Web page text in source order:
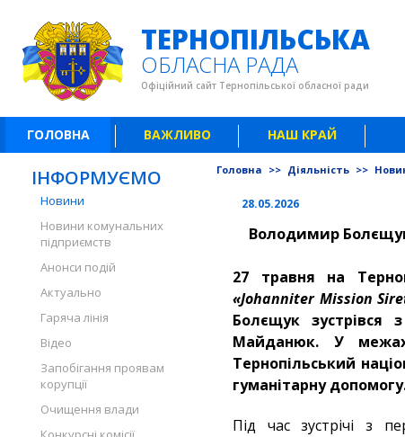
ТЕРНОПІЛЬСЬКА
ОБЛАСНА РАДА
Офіційний сайт Тернопільської обласної ради
ГОЛОВНА ВАЖЛИВО НАШ КРАЙ
ІНФОРМУЄМО
Новини
Новини комунальних
підприємств
Анонси подій
Актуально
Гаряча лінія
Відео
Запобігання проявам
корупції
Очищення влади
Головна >> Діяльність >>
28.05.2026
Володимир Болєщук
27 травня на
«Johanniter Mission
Болєщук зустрівся
Майданюк. У межах
Тернопільський
гуманітарну
Під час зустрічі з